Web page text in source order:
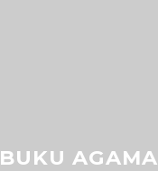
BUKU AGAMA